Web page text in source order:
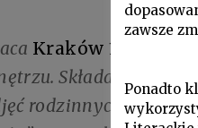
Kraków 1946
Składa się z
rodzinnych oraz z
zawsze
Ponadto